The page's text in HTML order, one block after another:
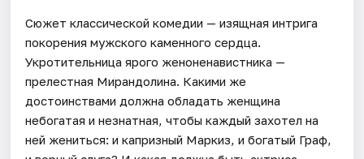
Сюжет классической комедии — изящная интрига
покорения мужского каменного сердца.
Укротительница ярого женоненавистника —
прелестная Мирандолина. Какими же
достоинствами должна обладать женщина
небогатая и незнатная, чтобы каждый захотел на
ней жениться: и капризный Маркиз, и богатый Граф,